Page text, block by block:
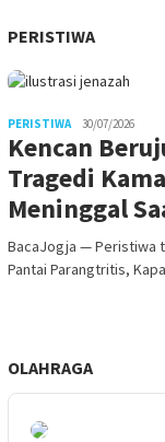
PERISTIWA
PERISTIWA 30/07/2026
Kencan
Tragedi
Meninggal
BacaJogja — Peristiwa
Pantai Parangtritis,
OLAHRAGA